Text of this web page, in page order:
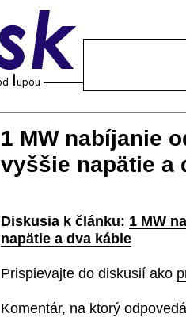
1 MW nabíjanie
vyššie napätie a
Diskusia k článku: 1 MW
napätie a dva káble
Prispievajte do diskusií ako
Komentár, na ktorý